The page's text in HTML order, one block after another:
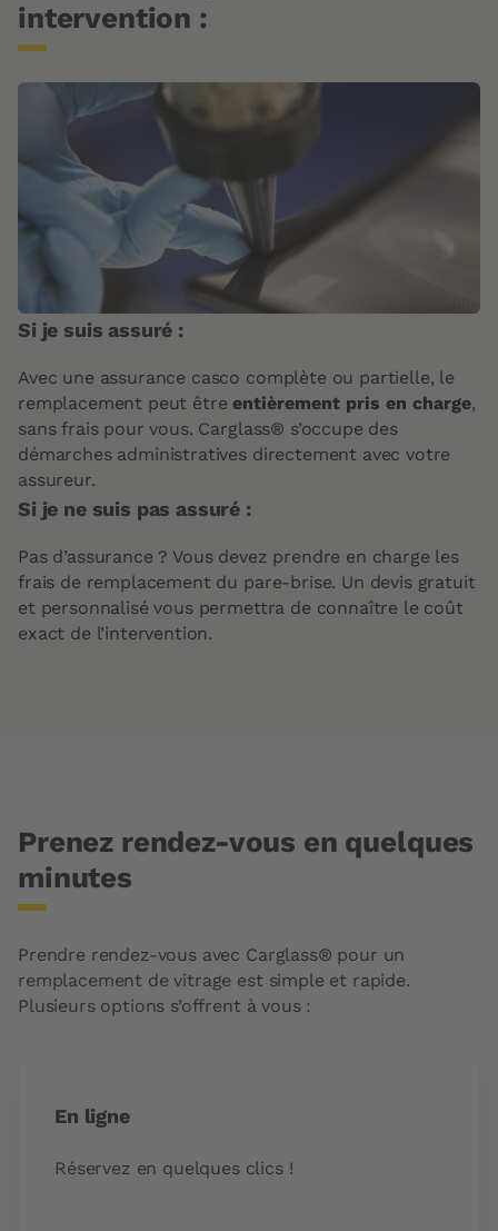
intervention :
Si je suis assuré :
Avec une assurance casco complète ou partielle, le
remplacement peut êtreentièrement pris en charge,
sans frais pour vous. Carglass® s’occupe des
démarches administratives directement avec votre
assureur.
Si je ne suis pas assuré :
Pas d’assurance ? Vous devez prendre en charge les
frais de remplacement du pare-brise. Un devis gratuit
et personnalisé vous permettra de connaître le coût
exact de l’intervention.
Prenez rendez-vous en quelques
minutes
Prendre rendez-vous avec Carglass® pour un
remplacement de vitrage est simple et rapide.
Plusieurs options s’offrent à vous :
En ligne
Réservez en quelques clics !